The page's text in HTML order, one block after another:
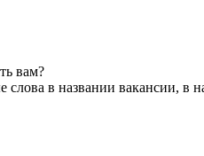
вам?
слова в названии вакансии, в